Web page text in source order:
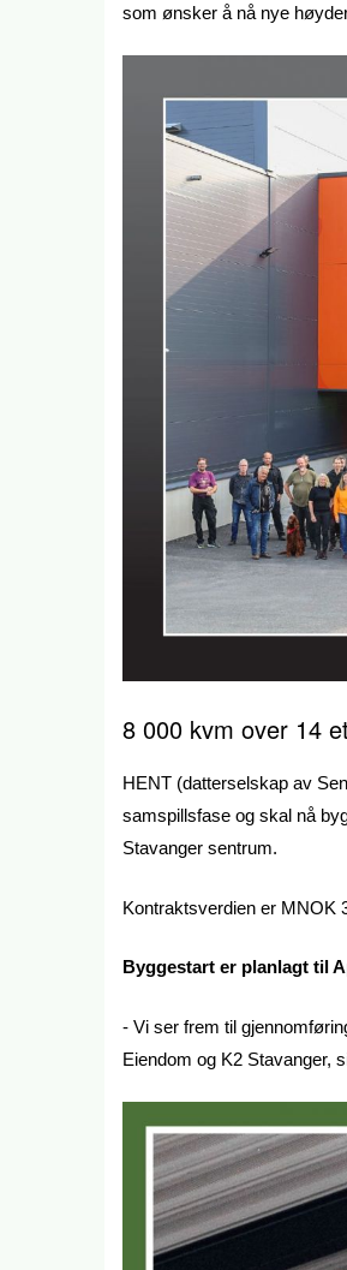
som ønsker å nå nye
8 000 kvm over 14
HENT (datterselskap av
samspillsfase og skal nå
Stavanger sentrum.
Kontraktsverdien er MNOK
Byggestart er planlagt til
- Vi ser frem til
Eiendom og K2 Stavanger,